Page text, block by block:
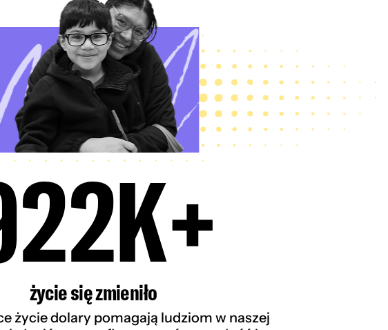
życie się zmieniło
życie dolary pomagają ludziom w naszej